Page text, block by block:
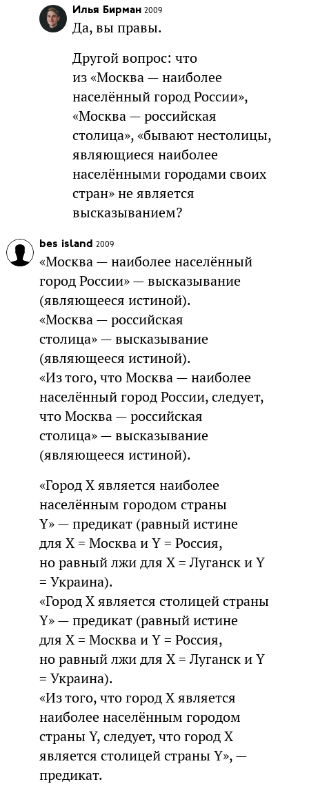
Илья Бирман 2009
Да, вы правы.
Другой вопрос: что
из «Москва — наиболее
населённый город России»,
«Москва — российская
столица», «бывают нестолицы,
являющиеся наиболее
населёнными городами своих
стран» не является
высказыванием?
bes island 2009
«Москва — наиболее населённый
город России» — высказывание
(являющееся истиной).
«Москва — российская
столица» — высказывание
(являющееся истиной).
«Из того, что Москва — наиболее
населённый город России, следует,
что Москва — российская
столица» — высказывание
(являющееся истиной).
«Город X является наиболее
населённым городом страны
Y» — предикат (равный истине
для X = Москва и Y = Россия,
но равный лжи для X = Луганск и Y
= Украина).
«Город X является столицей страны
Y» — предикат (равный истине
для X = Москва и Y = Россия,
но равный лжи для X = Луганск и Y
= Украина).
«Из того, что город X является
наиболее населённым городом
страны Y, следует, что город X
является столицей страны Y», —
предикат.